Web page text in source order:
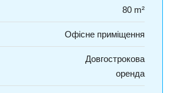
80 m²
Офісне приміщення
Довгострокова
оренда